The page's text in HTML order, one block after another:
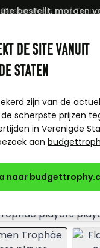
bestellt, morgen
Bester Preis und
& Medaillen
players player
View larger image
de site vanuit
Staten
zijn van de
scherpste prijzen
in Verenigde
aan
naar